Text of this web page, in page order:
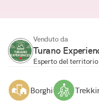
Venduto da
Turano
Esperto del territorio
Borghi